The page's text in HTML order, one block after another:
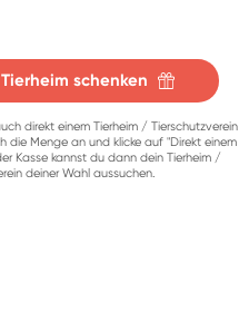
schenken
direkt einem Tierheim / Tierschutzverein
die Menge an und klicke auf "Direkt einem
Kasse kannst du dann dein Tierheim /
deiner Wahl aussuchen.